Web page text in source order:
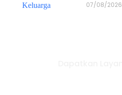
07/08/2026